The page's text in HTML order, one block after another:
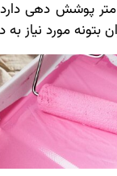
بتونه مورد نیاز